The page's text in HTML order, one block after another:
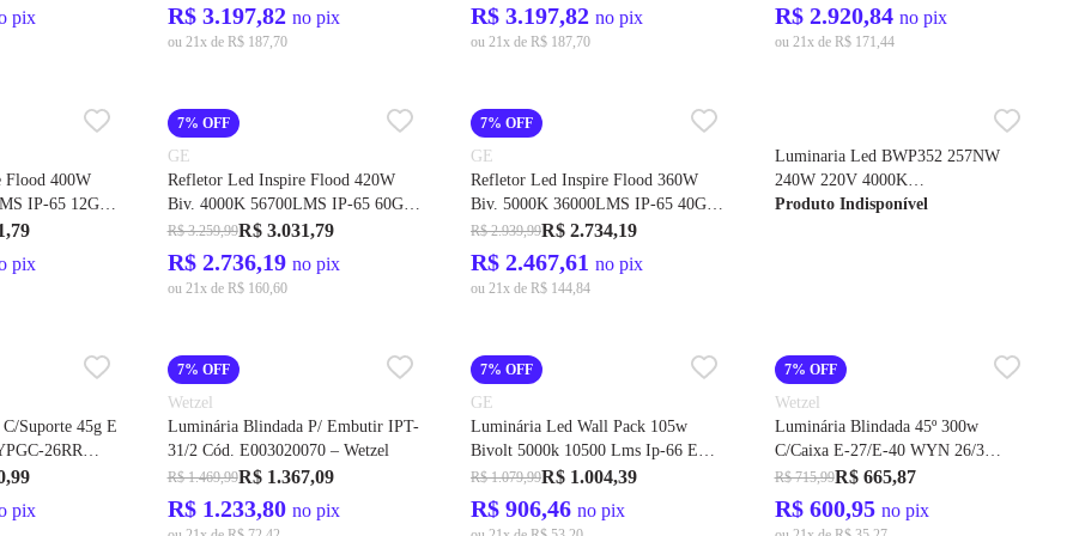
pix R$ 3.197,82 no pix
ou 21x de R$ 187,70
R$ 3.197,82 no pix
ou 21x de R$ 187,70
R$ 2.920,84 no pix
ou 21x de R$ 171,44
Flood 400W
IP-65 12G
pix
7% OFF
GE
Refletor Led Inspire Flood 420W
Biv. 4000K 56700LMS IP-65 60G
Cod. 212520 – GE
R$ 3.259,99R$ 3.031,79
R$ 2.736,19 no pix
ou 21x de R$ 160,60
7% OFF
GE
Refletor Led Inspire Flood 360W
Biv. 5000K 36000LMS IP-65 40G
Cod. 39425 – GE
R$ 2.939,99R$ 2.734,19
R$ 2.467,61 no pix
ou 21x de R$ 144,84
Luminaria Led BWP352 257NW
240W 220V 4000K
Cod.911401610003 - Philips
Produto Indisponível
Suporte 45g E
26RR
pix
7% OFF
Wetzel
Luminária Blindada P/ Embutir IPT-
31/2 Cód. E003020070 – Wetzel
R$ 1.469,99R$ 1.367,09
R$ 1.233,80 no pix
7% OFF
GE
Luminária Led Wall Pack 105w
Bivolt 5000k 10500 Lms Ip-66 Ewna
Cod.209576 - Ge
R$ 1.079,99R$ 1.004,39
R$ 906,46 no pix
7% OFF
Wetzel
Luminária Blindada 45º 300w
C/Caixa E-27/E-40 WYN 26/3
E003110410 - Wetzel
R$ 715,99R$ 665,87
R$ 600,95 no pix